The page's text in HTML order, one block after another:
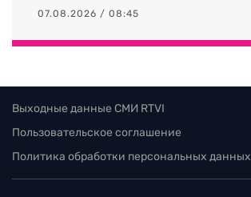
07.08.2026 / 08:45
Выходные данные СМИ RTVI
Пользовательское соглашение
Политика обработки персональных данных